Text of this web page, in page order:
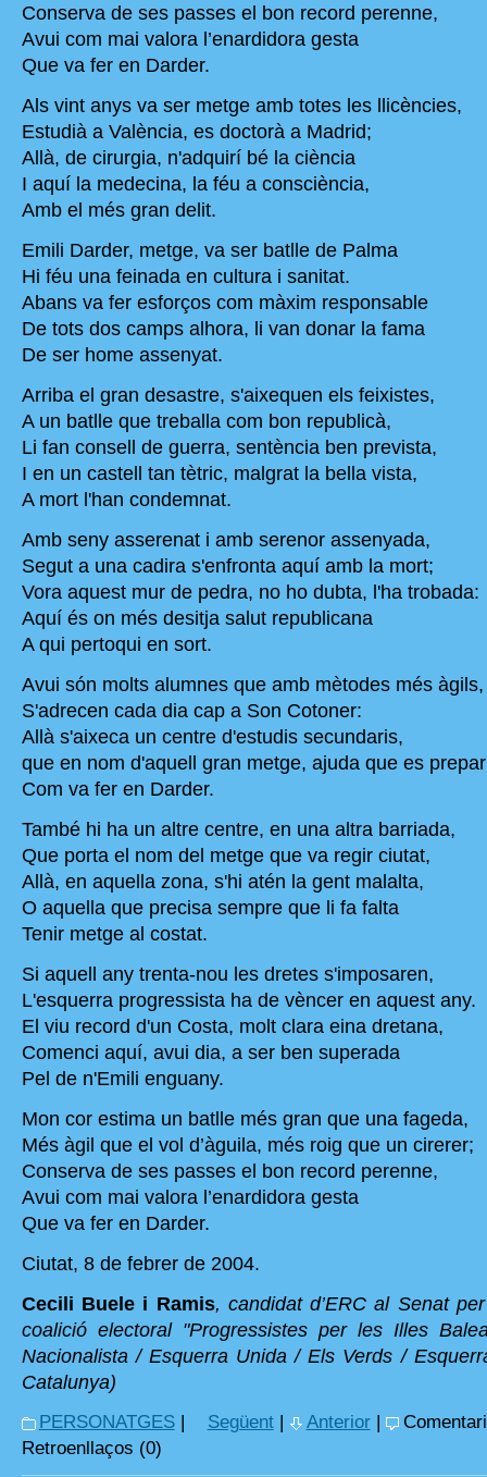
Conserva de ses passes el bon record perenne,
Avui com mai valora l’enardidora gesta
Que va fer en Darder.
Als vint anys va ser metge amb totes les llicències,
Estudià a València, es doctorà a Madrid;
Allà, de cirurgia, n'adquirí bé la ciència
I aquí la medecina, la féu a consciència,
Amb el més gran delit.
Emili Darder, metge, va ser batlle de Palma
Hi féu una feinada en cultura i sanitat.
Abans va fer esforços com màxim responsable
De tots dos camps alhora, li van donar la fama
De ser home assenyat.
Arriba el gran desastre, s'aixequen els feixistes,
A un batlle que treballa com bon republicà,
Li fan consell de guerra, sentència ben prevista,
I en un castell tan tètric, malgrat la bella vista,
A mort l'han condemnat.
Amb seny asserenat i amb serenor assenyada,
Segut a una cadira s'enfronta aquí amb la mort;
Vora aquest mur de pedra, no ho dubta, l'ha trobada:
Aquí és on més desitja salut republicana
A qui pertoqui en sort.
Avui són molts alumnes que amb mètodes més àgils,
S'adrecen cada dia cap a Son Cotoner:
Allà s'aixeca un centre d'estudis secundaris,
que en nom d'aquell gran metge, ajuda que es
Com va fer en Darder.
També hi ha un altre centre, en una altra barriada,
Que porta el nom del metge que va regir ciutat,
Allà, en aquella zona, s'hi atén la gent malalta,
O aquella que precisa sempre que li fa falta
Tenir metge al costat.
Si aquell any trenta-nou les dretes s'imposaren,
L'esquerra progressista ha de vèncer en aquest any.
El viu record d'un Costa, molt clara eina dretana,
Comenci aquí, avui dia, a ser ben superada
Pel de n'Emili enguany.
Mon cor estima un batlle més gran que una fageda,
Més àgil que el vol d’àguila, més roig que un cirerer;
Conserva de ses passes el bon record perenne,
Avui com mai valora l’enardidora gesta
Que va fer en Darder.
Ciutat, 8 de febrer de 2004.
Cecili Buele i Ramis, candidat d’ERC al Senat
coalició electoral "Progressistes per les Illes
Nacionalista / Esquerra Unida / Els Verds /
Catalunya)
PERSONATGES| Següent| Anterior|
Retroenllaços (0)